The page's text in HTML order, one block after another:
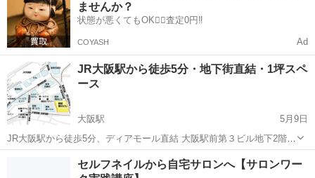
め、期間限定で持ち込みデ...
ませんか？
状態が悪くてもOK🙆‍♀️査定0円‼️
COYASH Ad
JR大阪駅から徒歩5分・地下街直結・1坪スペ
ース
大阪駅
5月9日
JR大阪駅から徒歩5分、ディアモール直結 大阪駅前第３ビル地下2階の
1坪スペースのお貸出しのご案内です。 オフィス街の地下 飲食店も多
く、人通りの多いエリアです。 ネイル、まつエク、物販、倉庫等、 多
大阪駅 ネイル 物販
セルフネイルから自宅サロンへ【サロンワー